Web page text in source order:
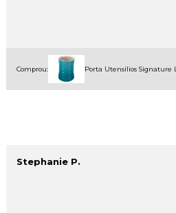
Comprou: Porta Utensílios Signature
Stephanie P.